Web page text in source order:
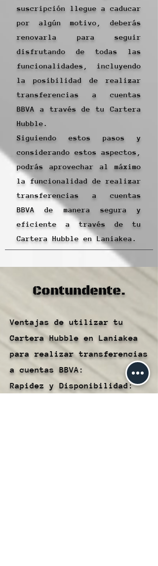
suscripción llegue a caducar
por algún motivo, deberás
renovarla para seguir
disfrutando de todas las
funcionalidades, incluyendo
la posibilidad de realizar
transferencias a cuentas
BBVA a través de tu Cartera
Hubble.
Siguiendo estos pasos y
considerando estos aspectos,
podrás aprovechar al máximo
la funcionalidad de realizar
transferencias a cuentas
BBVA de manera segura y
eficiente a través de tu
Cartera Hubble en Laniakea.
Contundente.
Ventajas de utilizar tu
Cartera Hubble en Laniakea
para realizar transferencias
a cuentas BBVA:
Rapidez y Disponibilidad: